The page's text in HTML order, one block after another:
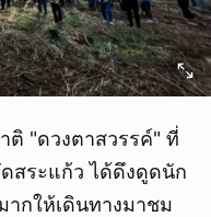
ติ "ดวงตาสวรรค์" ที่
สระแก้ว ได้ดึงดูดนัก
ากให้เดินทางมาชม